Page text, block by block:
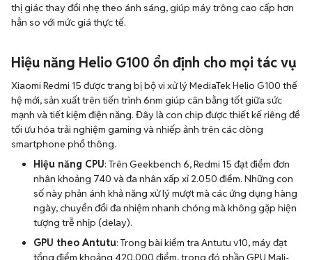
thị giác thay đổi nhẹ theo ánh sáng, giúp máy trông cao cấp hơn
hẳn so với mức giá thực tế.
Hiệu năng Helio G100 ổn định cho mọi tác vụ
Xiaomi Redmi 15 được trang bị bộ vi xử lý MediaTek Helio G100 thế
hệ mới, sản xuất trên tiến trình 6nm giúp cân bằng tốt giữa sức
mạnh và tiết kiệm điện năng. Đây là con chip được thiết kế riêng để
tối ưu hóa trải nghiệm gaming và nhiếp ảnh trên các dòng
smartphone phổ thông.
Hiệu năng CPU: Trên Geekbench 6, Redmi 15 đạt điểm đơn
nhân khoảng 740 và đa nhân xấp xỉ 2.050 điểm. Những con
số này phản ánh khả năng xử lý mượt mà các ứng dụng hàng
ngày, chuyển đổi đa nhiệm nhanh chóng mà không gặp hiện
tượng trễ nhịp (delay).
GPU theo Antutu: Trong bài kiểm tra Antutu v10, máy đạt
tổng điểm khoảng 420.000 điểm, trong đó phần GPU Mali-